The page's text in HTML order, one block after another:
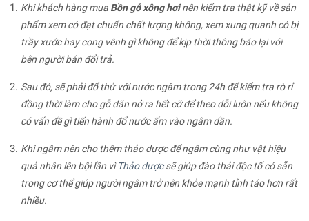
Khi khách hàng mua Bồn gỗ xông hơinên kiểm tra thật kỹ về sản
phẩm xem có đạt chuẩn chất lượng không, xem xung quanh có bị
trầy xước hay cong vênh gì không để kịp thời thông báo lại với
bên người bán đổi trả.
Sau đó, sẽ phải đổ thử với nước ngâm trong 24h để kiểm tra rò rỉ
đồng thời làm cho gỗ dãn nở ra hết cỡ để theo dỗi luôn nếu không
có vấn đề gì tiến hành đổ nước ấm vào ngâm dần.
Khi ngâm nên cho thêm thảo dược để ngâm cùng như vật hiệu
quả nhân lên bội lần vìThảo dượcsẽ giúp đào thải độc tố có sẵn
trong cơ thể giúp người ngâm trở nên khỏe mạnh tỉnh táo hơn rất
nhiều.